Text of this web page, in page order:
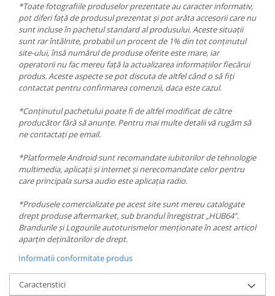
*Toate fotografiile produselor prezentate au caracter informativ,
pot diferi față de produsul prezentat și pot arăta accesorii care nu
sunt incluse în pachetul standard al produsului. Aceste situații
sunt rar întâlnite, probabil un procent de 1% din tot conținutul
site-ului, însă numărul de produse oferite este mare, iar
operatorii nu fac mereu față la actualizarea informațiilor fiecărui
produs. Aceste aspecte se pot discuta de altfel când o să fiți
contactat pentru confirmarea comenzii, daca este cazul.
*Conținutul pachetului poate fi de altfel modificat de către
producător fără să anunțe. Pentru mai multe detalii vă rugăm să
ne contactați pe email.
*Platformele Android sunt recomandate iubitorilor de tehnologie
multimedia, aplicații și internet și nerecomandate celor pentru
care principala sursa audio este aplicația radio.
*Produsele comercializate pe acest site sunt mereu catalogate
drept produse aftermarket, sub brandul înregistrat „HUB64”.
Brandurile și Logourile autoturismelor menționate în acest articol
aparțin deținătorilor de drept.
Informatii conformitate produs
Caracteristici